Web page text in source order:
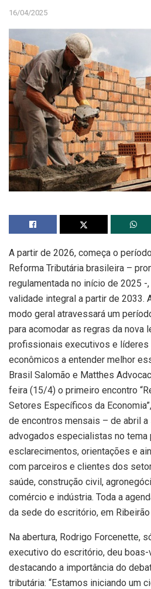
16/04/2025
A partir de 2026, começa o
Reforma Tributária brasileira –
regulamentada no início de 2025 -
validade integral a partir de 2033.
modo geral atravessará um
para acomodar as regras da nova
profissionais executivos e
econômicos a entender melhor
Brasil Salomão e Matthes
feira (15/4) o primeiro encontro
Setores Específicos da
de encontros mensais – de abril a
advogados especialistas no tema
esclarecimentos, orientações e
com parceiros e clientes dos
saúde, construção civil,
comércio e indústria. Toda a
da sede do escritório, em
Na abertura, Rodrigo Forcenette,
executivo do escritório, deu
destacando a importância do
tributária: “Estamos iniciando um